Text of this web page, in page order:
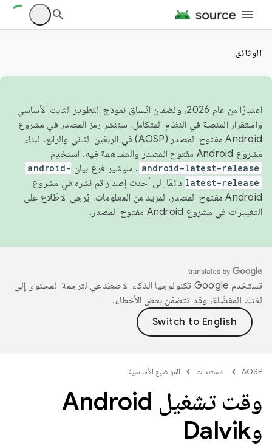
الوثائق
اعتبارًا من عام 2026، ولضمان اتّساق نموذج التطوير الثابت الأساسي
واستقرار المنصة في النظام المتكامل، سننشر رمز المصدر في مشروع
Android مفتوح المصدر (AOSP) في الربعَين الثاني والرابع. لبناء
مشروع Android مفتوح المصدر والمساهمة فيه، استخدِم
android-latest-release . سيشير فرع بيان android-
latest-release دائمًا إلى أحدث إصدار تم نشره في مشروع
Android مفتوح المصدر. لمزيد من المعلومات، يُرجى الاطّلاع على
التغييرات في مشروع Android مفتوح المصدر
.
تستخدم Google تكنولوجيا الذكاء الاصطناعي لترجمة المحتوى إلى
لغتك المفضّلة، وقد تتضمّن بعض الأخطاء.
AOSP المستندات المواضيع الأساسية
وقت تشغيل Android
وDalvik